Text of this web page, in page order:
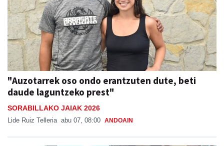
"Auzotarrek oso ondo erantzuten dute, beti
daude laguntzeko prest"
SORABILLAKO JAIAK 2026
Lide Ruiz Telleria abu 07, 08:00 ANDOAIN